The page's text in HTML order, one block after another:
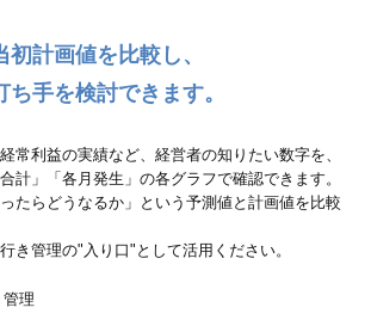
計画値を比較し、
手を検討できます。
常利益の実績など、経営者の知りたい数字を、
計」「各月発生」の各グラフで確認できます。
たらどうなるか」という予測値と計画値を比較
き管理の"入り口"として活用ください。